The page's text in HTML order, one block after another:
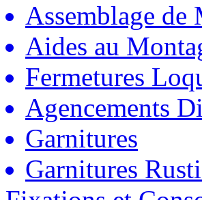
Assemblage de
Aides au
Fermetures
Agencements
Garnitures
Garnitures